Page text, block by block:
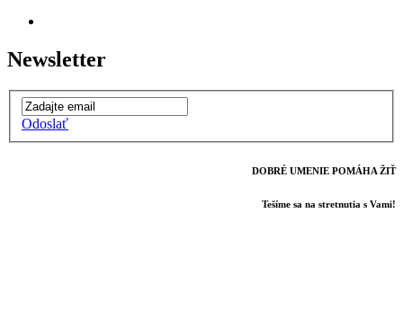
Newsletter
Odoslať
DOBRÉ UMENIE POMÁHA ŽIŤ
Tešíme sa na stretnutia s Vami!